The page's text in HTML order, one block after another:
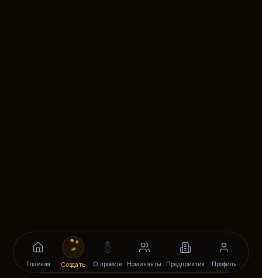
Главная Создать О проекте Номинанты Предприятия Профиль